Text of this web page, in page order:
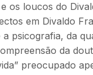
os loucos do
em Divaldo
psicografia, da
da
preocupado